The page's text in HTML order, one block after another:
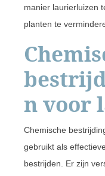
manier laurierluizen
planten te
n voor
Chemische
gebruikt als
bestrijden. Er zijn